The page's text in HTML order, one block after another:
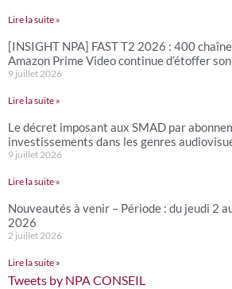
Lire la suite »
[INSIGHT NPA] FAST T2 2026 : 400
Amazon Prime Video continue d’étoffer
9 juillet 2026
Lire la suite »
Le décret imposant aux SMAD par
investissements dans les genres
9 juillet 2026
Lire la suite »
Nouveautés à venir – Période : du jeudi 2
2026
2 juillet 2026
Lire la suite »
Tweets by NPA CONSEIL